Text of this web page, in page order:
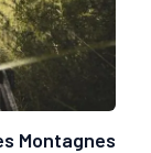
Montagnes